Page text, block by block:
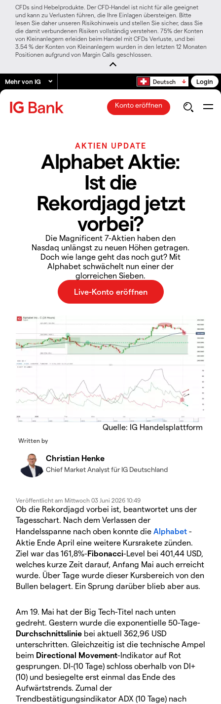
CFDs sind Hebelprodukte. Der CFD-Handel ist nicht für alle geeignet
und kann zu Verlusten führen, die Ihre Einlagen übersteigen. Bitte
lesen Sie daher unseren Risikohinweis und stellen Sie sicher, dass Sie
die damit verbundenen Risiken vollständig verstehen. 75% der Konten
von Kleinanlegern erleiden beim Handel mit CFDs Verluste, und bei
3.54 % der Konten von Kleinanlegern wurden in den letzten 12 Monaten
Positionen aufgrund von Margin Calls geschlossen.
Mehr von IG Deutsch Login
Konto eröffnen
AKTIEN UPDATE
Alphabet Aktie:
Ist die
Rekordjagd jetzt
vorbei?
Die Magnificent 7-Aktien haben den
Nasdaq unlängst zu neuen Höhen getragen.
Doch wie lange geht das noch gut? Mit
Alphabet schwächelt nun einer der
glorreichen Sieben.
Quelle: IG Handelsplattform
Written by
Christian Henke
Chief Market Analyst für IG Deutschland
Veröffentlicht am Mittwoch 03 Juni 2026 10:49
Ob die Rekordjagd vorbei ist, beantwortet uns der
Tagesschart. Nach dem Verlassen der
Handelsspanne nach oben konnte die Alphabet -
Aktie Ende April eine weitere Kursrakete zünden.
Ziel war das 161,8%-Fibonacci-Level bei 401,44 USD,
welches kurze Zeit darauf, Anfang Mai auch erreicht
wurde. Über Tage wurde dieser Kursbereich von den
Bullen belagert. Ein Sprung darüber blieb aber aus.
Am 19. Mai hat der Big Tech-Titel nach unten
gedreht. Gestern wurde die exponentielle 50-Tage-
Durchschnittslinie bei aktuell 362,96 USD
unterschritten. Gleichzeitig ist die technische Ampel
beim Directional Movement-Indikator auf Rot
gesprungen. DI-(10 Tage) schloss oberhalb von DI+
(10) und besiegelte erst einmal das Ende des
Aufwärtstrends. Zumal der
Trendbestätigungsindikator ADX (10 Tage) nach